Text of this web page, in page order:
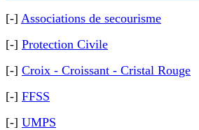
[-] Associations de secourisme
[-] Protection Civile
[-] Croix - Croissant - Cristal Rouge
[-] FFSS
[-] UMPS